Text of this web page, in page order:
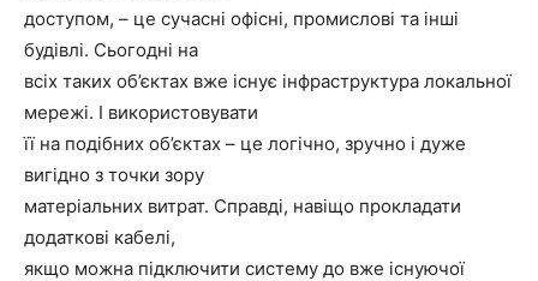
доступом, – це сучасні офісні, промислові та інші
будівлі. Сьогодні на
всіх таких об’єктах вже існує інфраструктура локальної
мережі. І використовувати
її на подібних об’єктах – це логічно, зручно і дуже
вигідно з точки зору
матеріальних витрат. Справді, навіщо прокладати
додаткові кабелі,
якщо можна підключити систему до вже існуючої